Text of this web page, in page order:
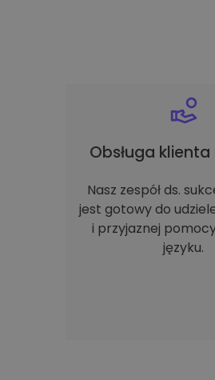
Obsługa
Nasz zespół ds.
jest gotowy do
i przyjaznej
języku.